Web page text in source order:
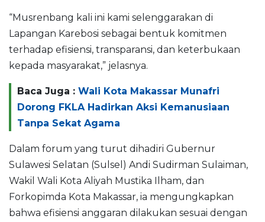
“Musrenbang kali ini kami selenggarakan di
Lapangan Karebosi sebagai bentuk komitmen
terhadap efisiensi, transparansi, dan keterbukaan
kepada masyarakat,” jelasnya.
Baca Juga : Wali Kota Makassar Munafri
Dorong FKLA Hadirkan Aksi Kemanusiaan
Tanpa Sekat Agama
Dalam forum yang turut dihadiri Gubernur
Sulawesi Selatan (Sulsel) Andi Sudirman Sulaiman,
Wakil Wali Kota Aliyah Mustika Ilham, dan
Forkopimda Kota Makassar, ia mengungkapkan
bahwa efisiensi anggaran dilakukan sesuai dengan